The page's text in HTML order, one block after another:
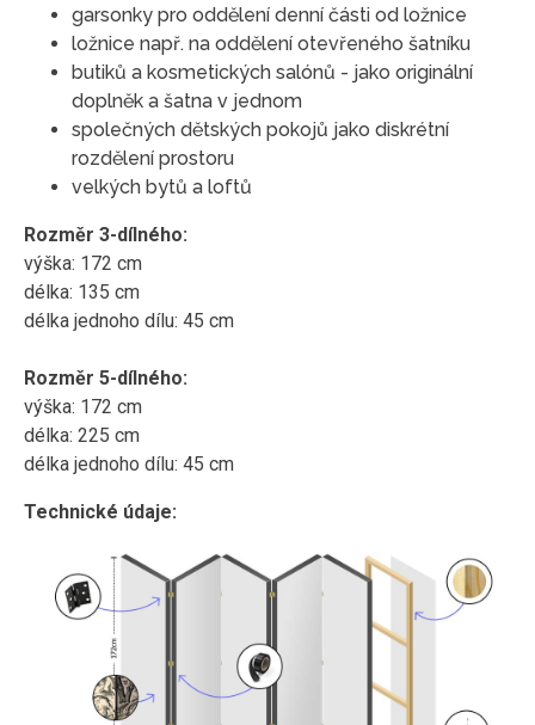
garsonky pro oddělení denní části od ložnice
ložnice např. na oddělení otevřeného šatníku
butiků a kosmetických salónů - jako originální
doplněk a šatna v jednom
společných dětských pokojů jako diskrétní
rozdělení prostoru
velkých bytů a loftů
Rozměr 3-dílného:
výška: 172 cm
délka: 135 cm
délka jednoho dílu: 45 cm
Rozměr 5-dílného:
výška: 172 cm
délka: 225 cm
délka jednoho dílu: 45 cm
Technické údaje: